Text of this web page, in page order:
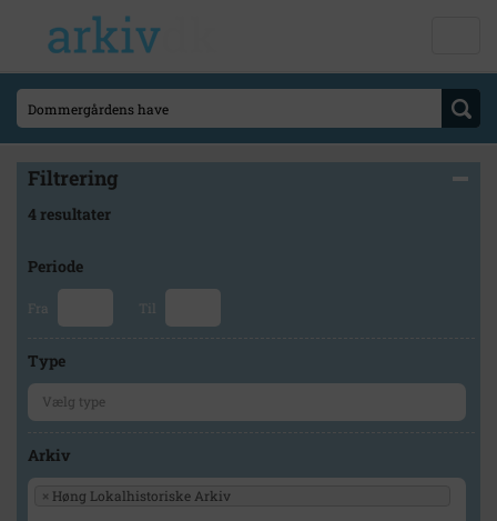
Filtrering
4 resultater
Periode
Fra Til
Type
Arkiv
× Høng Lokalhistoriske Arkiv